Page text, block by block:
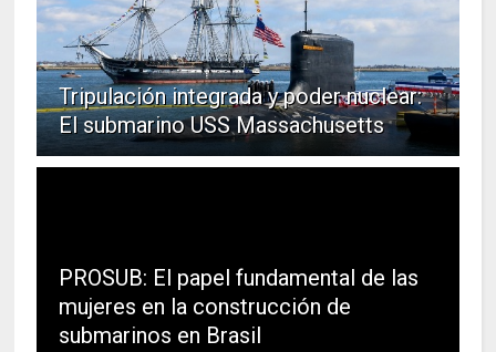
Tripulación integrada y poder nuclear:
El submarino USS Massachusetts
PROSUB: El papel fundamental de las
mujeres en la construcción de
submarinos en Brasil